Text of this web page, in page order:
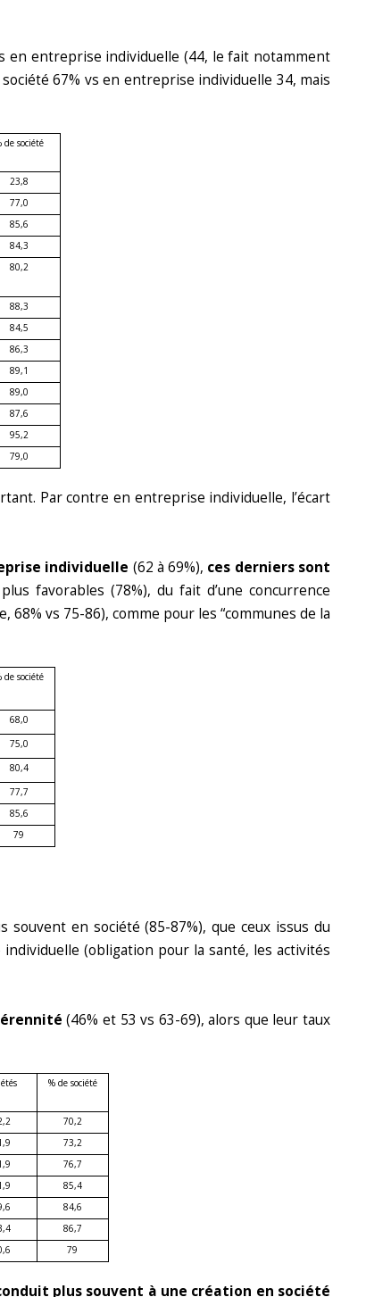
en entreprise individuelle (44, le fait notamment
67% vs en entreprise individuelle 34, mais
de société
23,8
77,0
85,6
84,3
80,2
88,3
84,5
86,3
89,1
89,0
87,6
95,2
79,0
Par contre en entreprise individuelle, l’écart
individuelle (62 à 69%), ces derniers sont
favorables (78%), du fait d’une concurrence
vs 75-86), comme pour les “communes de la
de société
68,0
75,0
80,4
77,7
85,6
79
souvent en société (85-87%), que ceux issus du
(obligation pour la santé, les activités
(46% et 53 vs 63-69), alors que leur taux
% de société
70,2
73,2
76,7
85,4
84,6
86,7
79
plus souvent à une création en société